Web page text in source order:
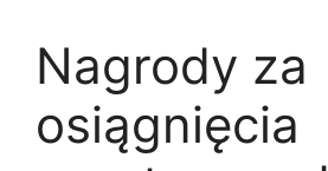
Nagrody za
osiągnięcia